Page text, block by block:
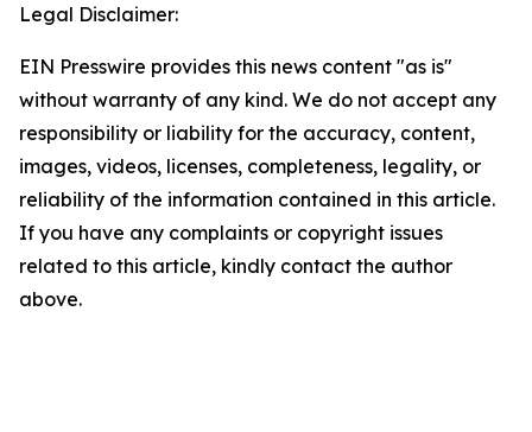
Legal Disclaimer:
EIN Presswire provides this news content "as is"
without warranty of any kind. We do not accept any
responsibility or liability for the accuracy, content,
images, videos, licenses, completeness, legality, or
reliability of the information contained in this article.
If you have any complaints or copyright issues
related to this article, kindly contact the author
above.